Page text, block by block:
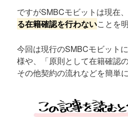
ですがSMBCモビットは現在
る在籍確認を行わないことを
今回は現行のSMBCモビット
様や、「原則として在籍確認
その他契約の流れなどを簡単